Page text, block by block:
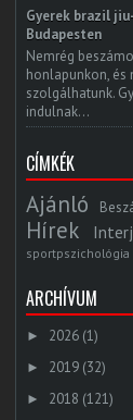
Gyerek brazil
Budapesten
Nemrég
honlapunkon, és
szolgálhatunk.
indulnak...
CÍMKÉK
Ajánló
Hírek
sportpszichológia
ARCHÍVUM
► 2026 (1)
► 2019 (32)
► 2018 (121)